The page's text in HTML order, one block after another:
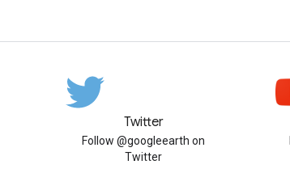
Twitter
Follow @googleearth on
Twitter